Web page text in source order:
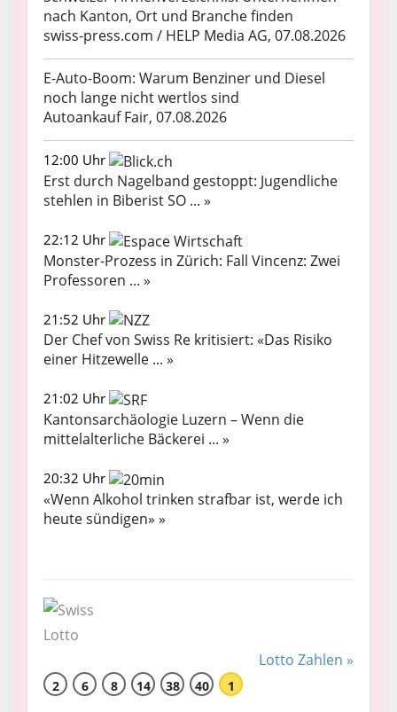
nach Kanton, Ort und Branche finden
swiss-press.com / HELP Media AG, 07.08.2026
E-Auto-Boom: Warum Benziner und Diesel
noch lange nicht wertlos sind
Autoankauf Fair, 07.08.2026
12:00 Uhr
Erst durch Nagelband gestoppt: Jugendliche
stehlen in Biberist SO ... »
22:12 Uhr
Monster-Prozess in Zürich: Fall Vincenz: Zwei
Professoren ... »
21:52 Uhr
Der Chef von Swiss Re kritisiert: «Das Risiko
einer Hitzewelle ... »
21:02 Uhr
Kantonsarchäologie Luzern – Wenn die
mittelalterliche Bäckerei ... »
20:32 Uhr
«Wenn Alkohol trinken strafbar ist, werde ich
heute sündigen» »
Lotto Zahlen »
2 6 8 14 38 40 1